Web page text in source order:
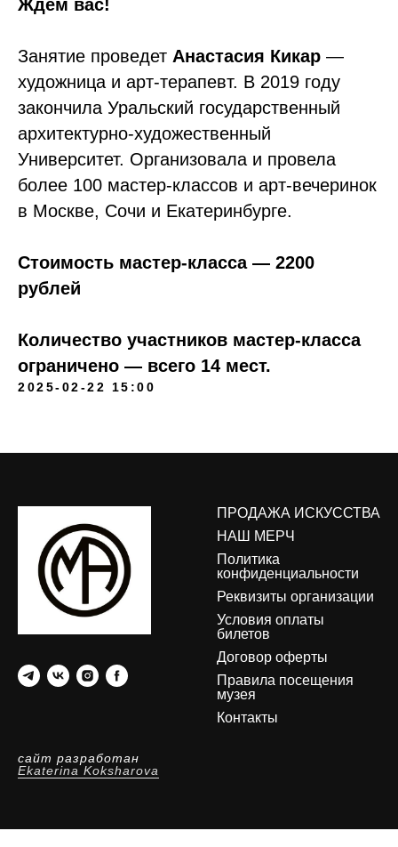
Ждем вас!
Занятие проведет Анастасия Кикар —
художница и арт-терапевт. В 2019 году
закончила Уральский государственный
архитектурно-художественный
Университет. Организовала и провела
более 100 мастер-классов и арт-вечеринок
в Москве, Сочи и Екатеринбурге.
Стоимость мастер-класса — 2200
рублей
Количество участников мастер-класса
ограничено — всего 14 мест.
2025-02-22 15:00
ПРОДАЖА ИСКУССТВА
НАШ МЕРЧ
Политика
конфиденциальности
Реквизиты организации
Условия оплаты
билетов
Договор оферты
Правила посещения
музея
Контакты
сайт разработан
Ekaterina Koksharova